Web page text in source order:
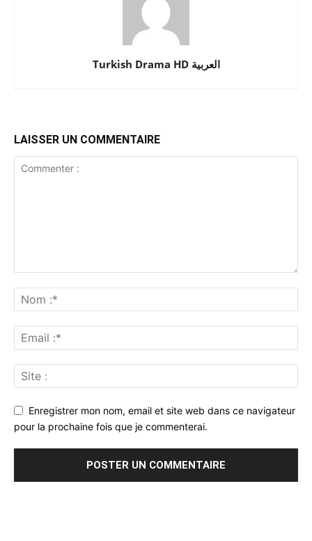
Turkish Drama HD العربية
LAISSER UN COMMENTAIRE
Enregistrer mon nom, email et site web dans ce navigateur
pour la prochaine fois que je commenterai.